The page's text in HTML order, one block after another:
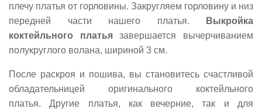
плечу платья от горловины. Закругляем горловину и низ
передней части нашего платья.
Выкройка
коктейльного платьязавершается вычерчиванием
полукруглого волана, шириной 3 см.
После раскроя и пошива, вы становитесь счастливой
обладательницей оригинального коктейльного
платья. Другие платья, как вечерние, так и для